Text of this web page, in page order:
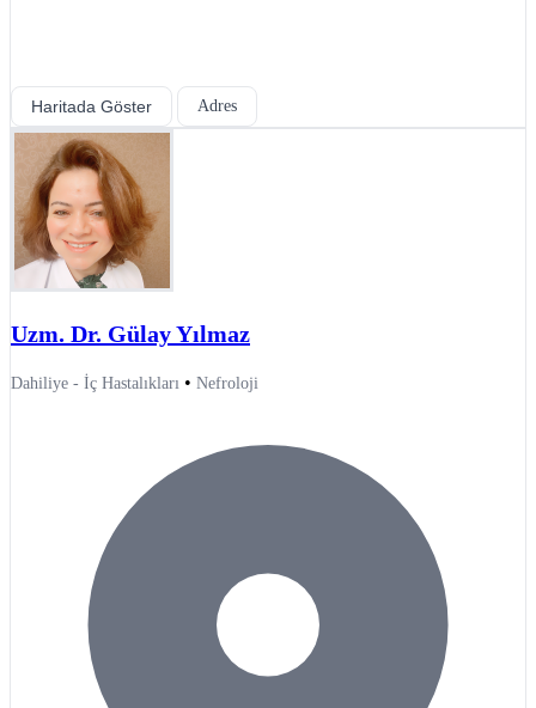
Haritada Göster Adres
Uzm. Dr. Gülay Yılmaz
Dahiliye - İç Hastalıkları • Nefroloji